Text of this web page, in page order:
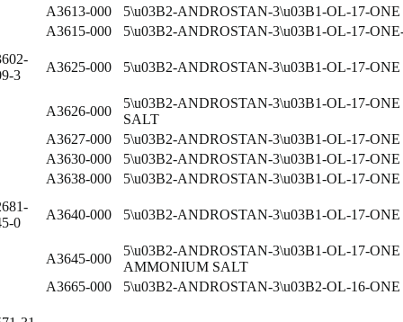
A3613-000
5\u03B2-ANDROSTAN-3\u03B1-OL-17-
A3615-000
5\u03B2-ANDROSTAN-3\u03B1-OL-17-
3
A3625-000 5\u03B2-ANDROSTAN-3\u03B1-OL-17-
A3626-000
5\u03B2-ANDROSTAN-3\u03B1-OL-17-
SALT
A3627-000
5\u03B2-ANDROSTAN-3\u03B1-OL-17-
A3630-000
5\u03B2-ANDROSTAN-3\u03B1-OL-17-
A3638-000
5\u03B2-ANDROSTAN-3\u03B1-OL-17-
0
A3640-000 5\u03B2-ANDROSTAN-3\u03B1-OL-17-
A3645-000
5\u03B2-ANDROSTAN-3\u03B1-OL-17-
AMMONIUM SALT
A3665-000
5\u03B2-ANDROSTAN-3\u03B2-OL-16-ONE